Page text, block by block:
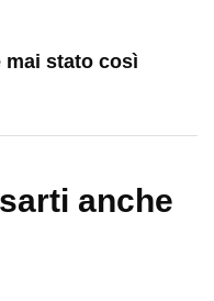
mai stato così
anche